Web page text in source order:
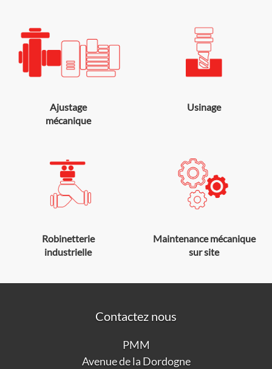
Ajustage
mécanique
Usinage
Robinetterie
industrielle
Maintenance mécanique
sur site
Contactez nous
PMM
Avenue de la Dordogne